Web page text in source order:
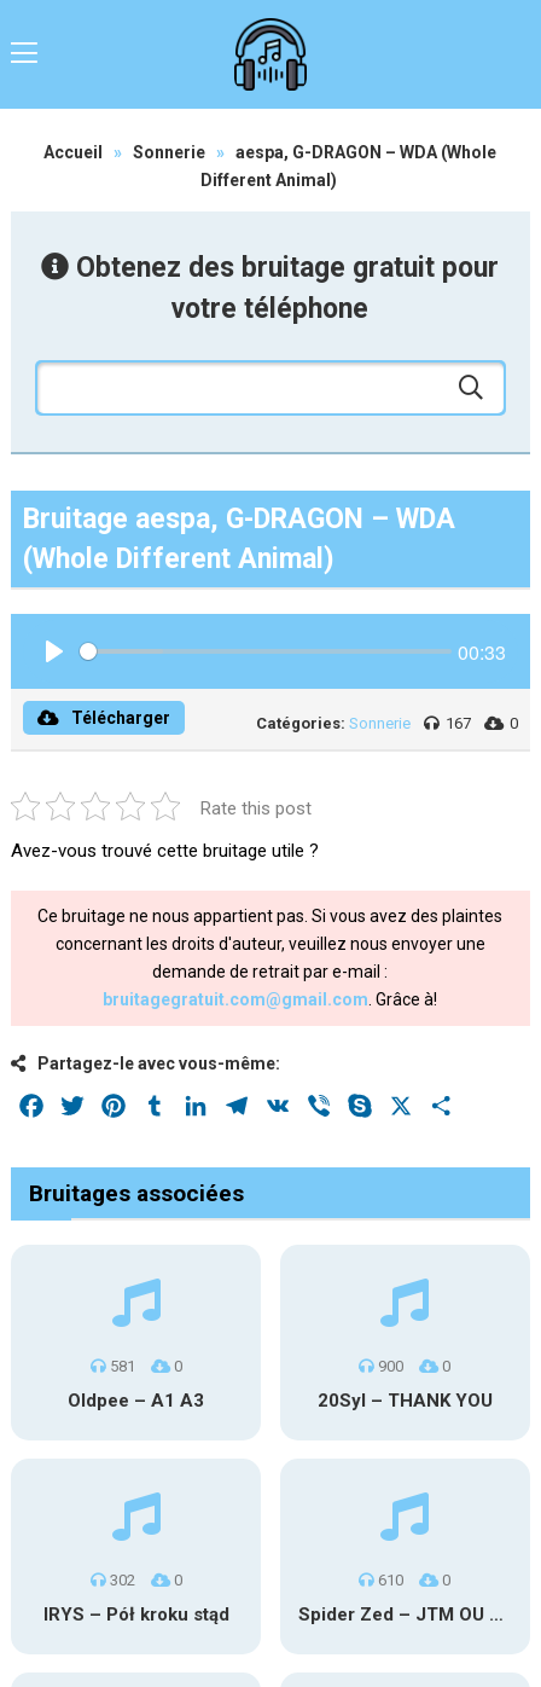
Accueil » Sonnerie » aespa, G-DRAGON – WDA (Whole
Different Animal)
Obtenez des bruitage gratuit pour
votre téléphone
Bruitage aespa, G-DRAGON – WDA
(Whole Different Animal)
00:33
Télécharger Catégories: Sonnerie 167 0
Rate this post
Avez-vous trouvé cette bruitage utile ?
Ce bruitage ne nous appartient pas. Si vous avez des plaintes
concernant les droits d'auteur, veuillez nous envoyer une
demande de retrait par e-mail :
bruitagegratuit.com@gmail.com . Grâce à!
Partagez-le avec vous-même:
Facebook
Twitter PinterestTumblrLinkedInTelegram
VK Viber Skype
Bruitages associées
581 0
Oldpee – A1 A3
900 0
20Syl – THANK YOU
302 0
IRYS – Pół kroku stąd
610 0
Spider Zed – JTM OU TG